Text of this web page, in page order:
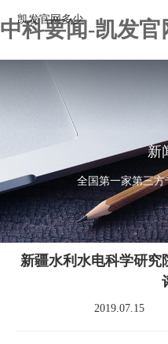
中科要闻-凯发官
凯发官网多少
新
全国第一家第三
新疆水利水电科学研
2019.07.15